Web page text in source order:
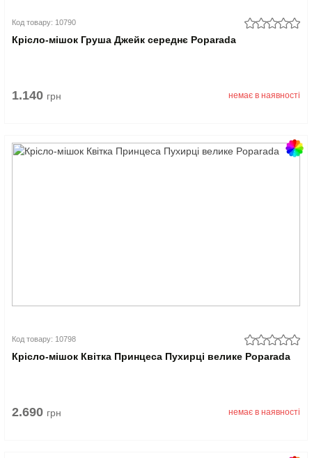
Код товару: 10790
Крісло-мішок Груша Джейк середнє Poparada
1.140 грн немає в наявності
Код товару: 10798
Крісло-мішок Квітка Принцеса Пухирці велике Poparada
2.690 грн немає в наявності